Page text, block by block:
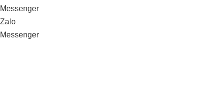
Messenger
Zalo
Messenger